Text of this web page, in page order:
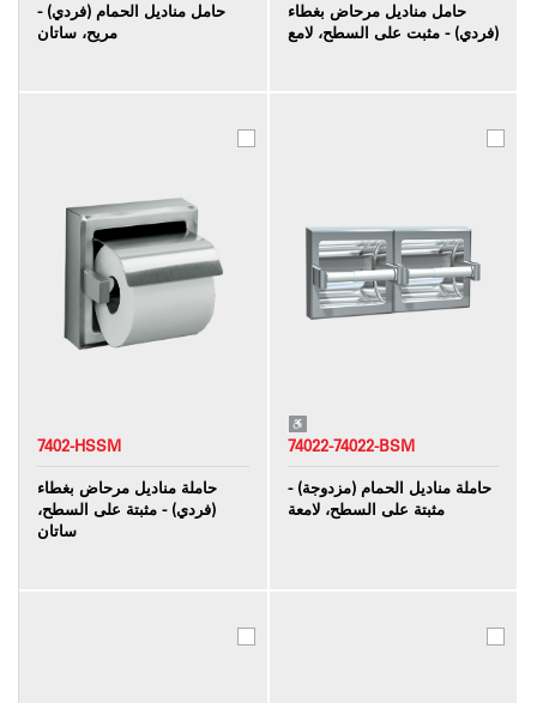
حامل مناديل الحمام (فردي) -
مريح، ساتان
حامل مناديل مرحاض بغطاء
(فردي) - مثبت على السطح، لامع
7402-HSSM
حاملة مناديل مرحاض بغطاء
(فردي) - مثبتة على السطح،
ساتان
74022-74022-BSM
حاملة مناديل الحمام (مزدوجة) -
مثبتة على السطح، لامعة